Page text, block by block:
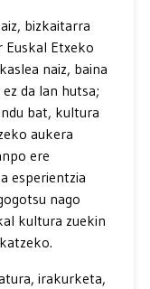
bizkaitarra
Euskal Etxeko
naiz, baina
da lan hutsa;
bat, kultura
aukera
ere
esperientzia
nago
kultura zuekin
irakurketa,